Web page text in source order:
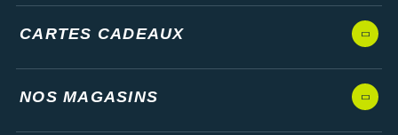
CARTES CADEAUX
NOS MAGASINS